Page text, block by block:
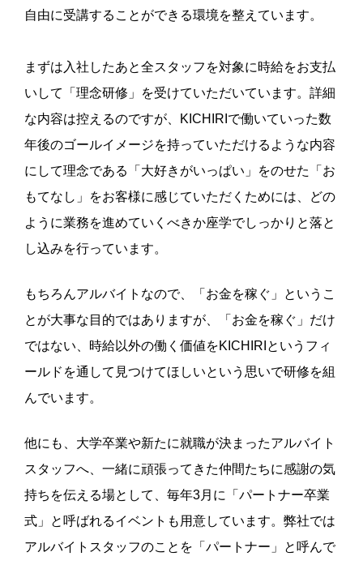
自由に受講することができる環境を整えています。
まずは入社したあと全スタッフを対象に時給をお支払
いして「理念研修」を受けていただいています。詳細
な内容は控えるのですが、KICHIRIで働いていった数
年後のゴールイメージを持っていただけるような内容
にして理念である「大好きがいっぱい」をのせた「お
もてなし」をお客様に感じていただくためには、どの
ように業務を進めていくべきか座学でしっかりと落と
し込みを行っています。
もちろんアルバイトなので、「お金を稼ぐ」というこ
とが大事な目的ではありますが、「お金を稼ぐ」だけ
ではない、時給以外の働く価値をKICHIRIというフィ
ールドを通して見つけてほしいという思いで研修を組
んでいます。
他にも、大学卒業や新たに就職が決まったアルバイト
スタッフへ、一緒に頑張ってきた仲間たちに感謝の気
持ちを伝える場として、毎年3月に「パートナー卒業
式」と呼ばれるイベントも用意しています。弊社では
アルバイトスタッフのことを「パートナー」と呼んで